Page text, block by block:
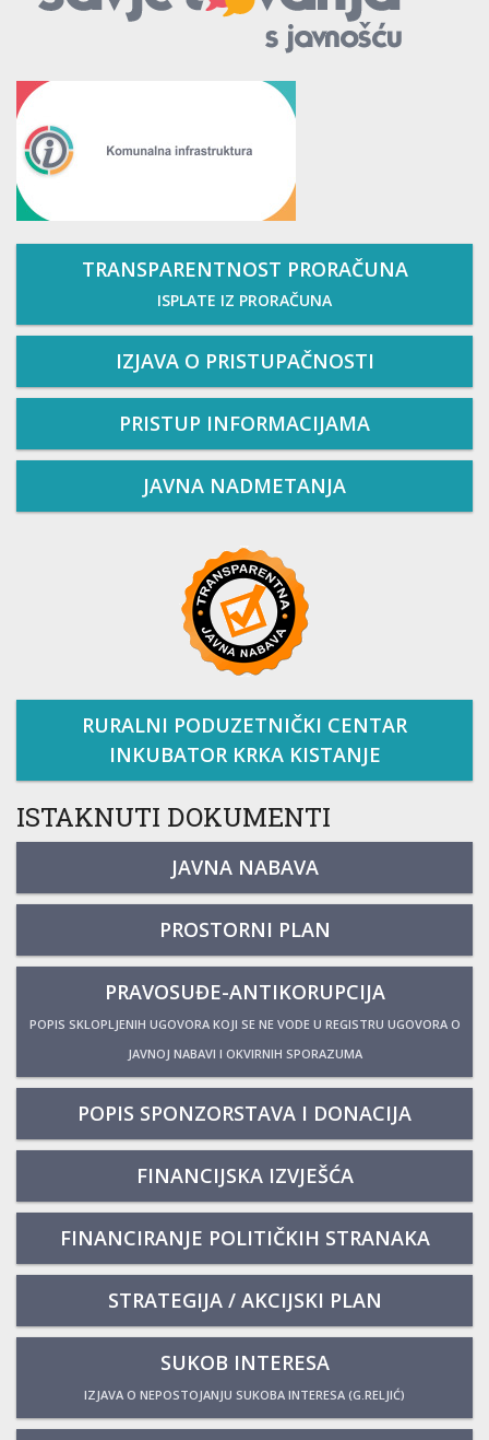
TRANSPARENTNOST PRORAČUNA
ISPLATE IZ PRORAČUNA
IZJAVA O PRISTUPAČNOSTI
PRISTUP INFORMACIJAMA
JAVNA NADMETANJA
RURALNI PODUZETNIČKI CENTAR
INKUBATOR KRKA KISTANJE
ISTAKNUTI DOKUMENTI
JAVNA NABAVA
PROSTORNI PLAN
PRAVOSUĐE-ANTIKORUPCIJA
POPIS SKLOPLJENIH UGOVORA KOJI SE NE VODE U REGISTRU UGOVORA O
JAVNOJ NABAVI I OKVIRNIH SPORAZUMA
POPIS SPONZORSTAVA I DONACIJA
FINANCIJSKA IZVJEŠĆA
FINANCIRANJE POLITIČKIH STRANAKA
STRATEGIJA / AKCIJSKI PLAN
SUKOB INTERESA
IZJAVA O NEPOSTOJANJU SUKOBA INTERESA (G.RELJIĆ)